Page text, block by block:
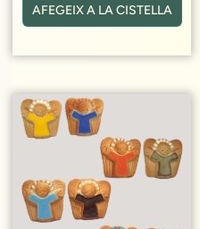
AFEGEIX A LA CISTELLA